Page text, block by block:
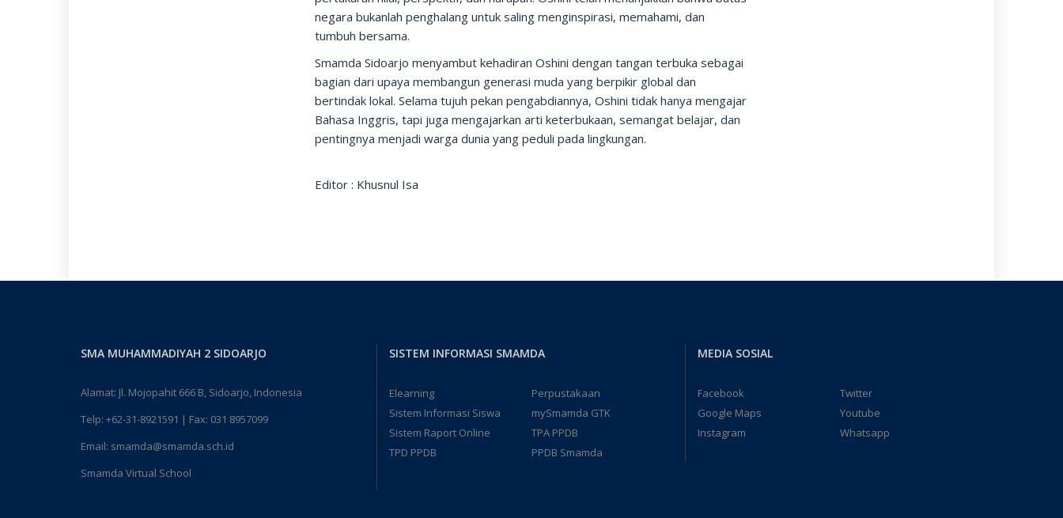
negara bukanlah penghalang untuk saling menginspirasi, memahami, dan
tumbuh bersama.
Smamda Sidoarjo menyambut kehadiran Oshini dengan tangan terbuka sebagai
bagian dari upaya membangun generasi muda yang berpikir global dan
bertindak lokal. Selama tujuh pekan pengabdiannya, Oshini tidak hanya mengajar
Bahasa Inggris, tapi juga mengajarkan arti keterbukaan, semangat belajar, dan
pentingnya menjadi warga dunia yang peduli pada lingkungan.
Editor : Khusnul Isa
SMA MUHAMMADIYAH 2 SIDOARJO
Alamat: Jl. Mojopahit 666 B, Sidoarjo, Indonesia
Telp: +62-31-8921591 | Fax: 031 8957099
Email: smamda@smamda.sch.id
Smamda Virtual School
SISTEM INFORMASI SMAMDA
Elearning
Perpustakaan
Sistem Informasi Siswa
mySmamda GTK
Sistem Raport Online
TPA PPDB
TPD PPDB
PPDB Smamda
MEDIA SOSIAL
Facebook
Twitter
Google Maps
Youtube
Instagram
Whatsapp